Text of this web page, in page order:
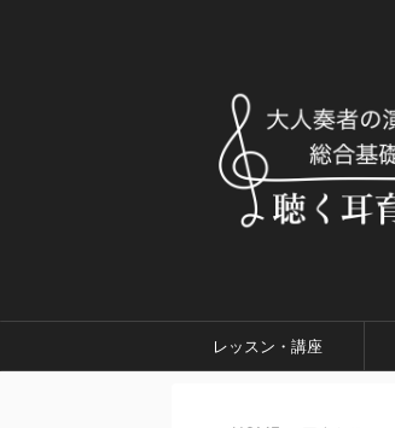
レッスン・講座